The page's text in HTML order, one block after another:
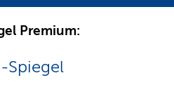
Premium:
Spiegel